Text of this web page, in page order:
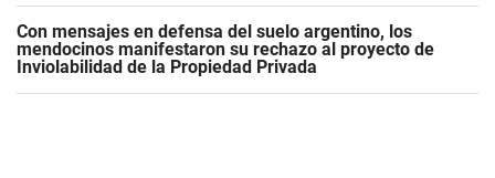
Con mensajes en defensa del suelo argentino, los
mendocinos manifestaron su rechazo al proyecto de
Inviolabilidad de la Propiedad Privada